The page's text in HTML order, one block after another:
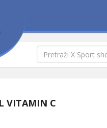
VITAMIN C